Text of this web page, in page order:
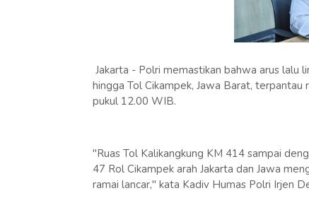
Jakarta - Polri memastikan bahwa arus lalu
hingga Tol Cikampek, Jawa Barat, terpantau
pukul 12.00 WIB.
"Ruas Tol Kalikangkung KM 414 sampai
47 Rol Cikampek arah Jakarta dan Jawa
ramai lancar," kata Kadiv Humas Polri Irjen